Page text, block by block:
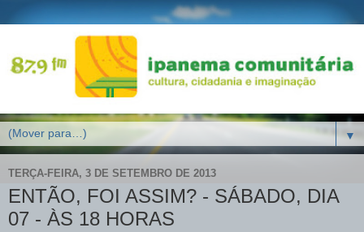
▼
TERÇA-FEIRA, 3 DE SETEMBRO DE 2013
ENTÃO, FOI ASSIM? - SÁBADO, DIA
07 - ÀS 18 HORAS